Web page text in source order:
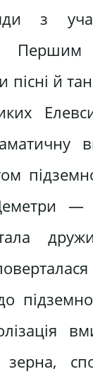
з
Першим
й
—